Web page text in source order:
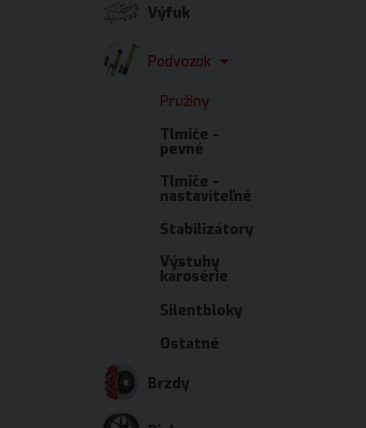
Výfuk
Podvozok
Pružiny
Tlmiče -
pevné
Tlmiče -
nastaviteľné
Stabilizátory
Výstuhy
karosérie
Silentbloky
Ostatné
Brzdy